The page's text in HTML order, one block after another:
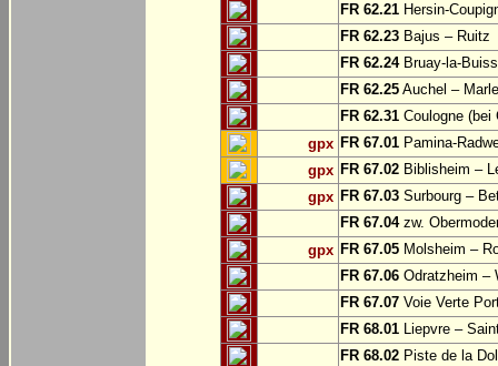
FR 62.21 Hersin-
FR 62.23 Bajus – Ruitz
FR 62.24Bruay-la-
FR 62.25 Auchel –
FR 62.31 Coulogne (bei
gpx FR 67.01 Pamina-
gpx FR 67.02 Biblisheim –
gpx FR 67.03 Surbourg –
FR 67.04zw.
gpx FR 67.05 Molsheim –
FR 67.06 Odratzheim –
FR 67.07 Voie Verte
FR 68.01 Liepvre –
FR 68.02 Piste de la